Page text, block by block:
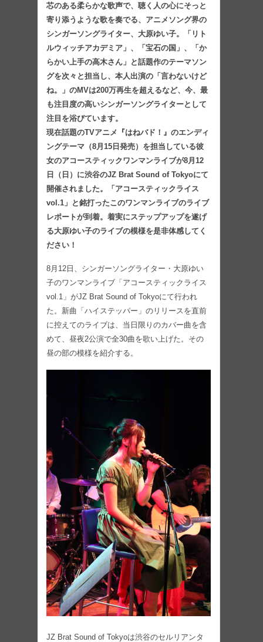
芯のある柔らかな歌声で、聴く人の心にそっと
寄り添うような歌を奏でる、アニメソング界の
シンガーソングライター、大原ゆい子。「リト
ルウィッチアカデミア」、「宝石の国」、「か
らかい上手の高木さん」と話題作のテーマソン
グを次々と担当し、本人出演の「言わないけど
ね。」のMVは200万再生を超えるなど、今、最
も注目度の高いシンガーソングライターとして
注目を浴びています。
現在話題のTVアニメ『はねバド！』のエンディ
ングテーマ（8月15日発売）を担当している彼
女のアコースティックワンマンライブが8月12
日（日）に渋谷のJZ Brat Sound of Tokyoにて
開催されました。「アコースティックライス
vol.1」と銘打ったこのワンマンライブのライブ
レポートが到着。着実にステップアップを遂げ
る大原ゆい子のライブの模様を是非体感してく
ださい！
8月12日、シンガーソングライター・大原ゆい
子のワンマンライブ「アコースティックライス
vol.1」がJZ Brat Sound of Tokyoにて行われ
た。新曲「ハイステッパー」のリリースを直前
に控えてのライブは、当日限りのカバー曲を含
めて、昼夜2公演で全30曲を歌い上げた。その
昼の部の模様を紹介する。
JZ Brat Sound of Tokyoは渋谷のセルリアンタ